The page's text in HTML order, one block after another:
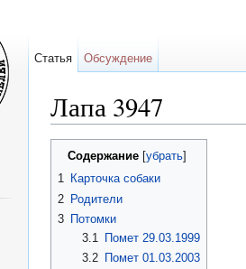
Лапа 3947
Содержание убрать
1 Карточка собаки
2 Родители
3 Потомки
3.1
Помет 29.03.1999
3.2
Помет 01.03.2003
Статья Обсуждение